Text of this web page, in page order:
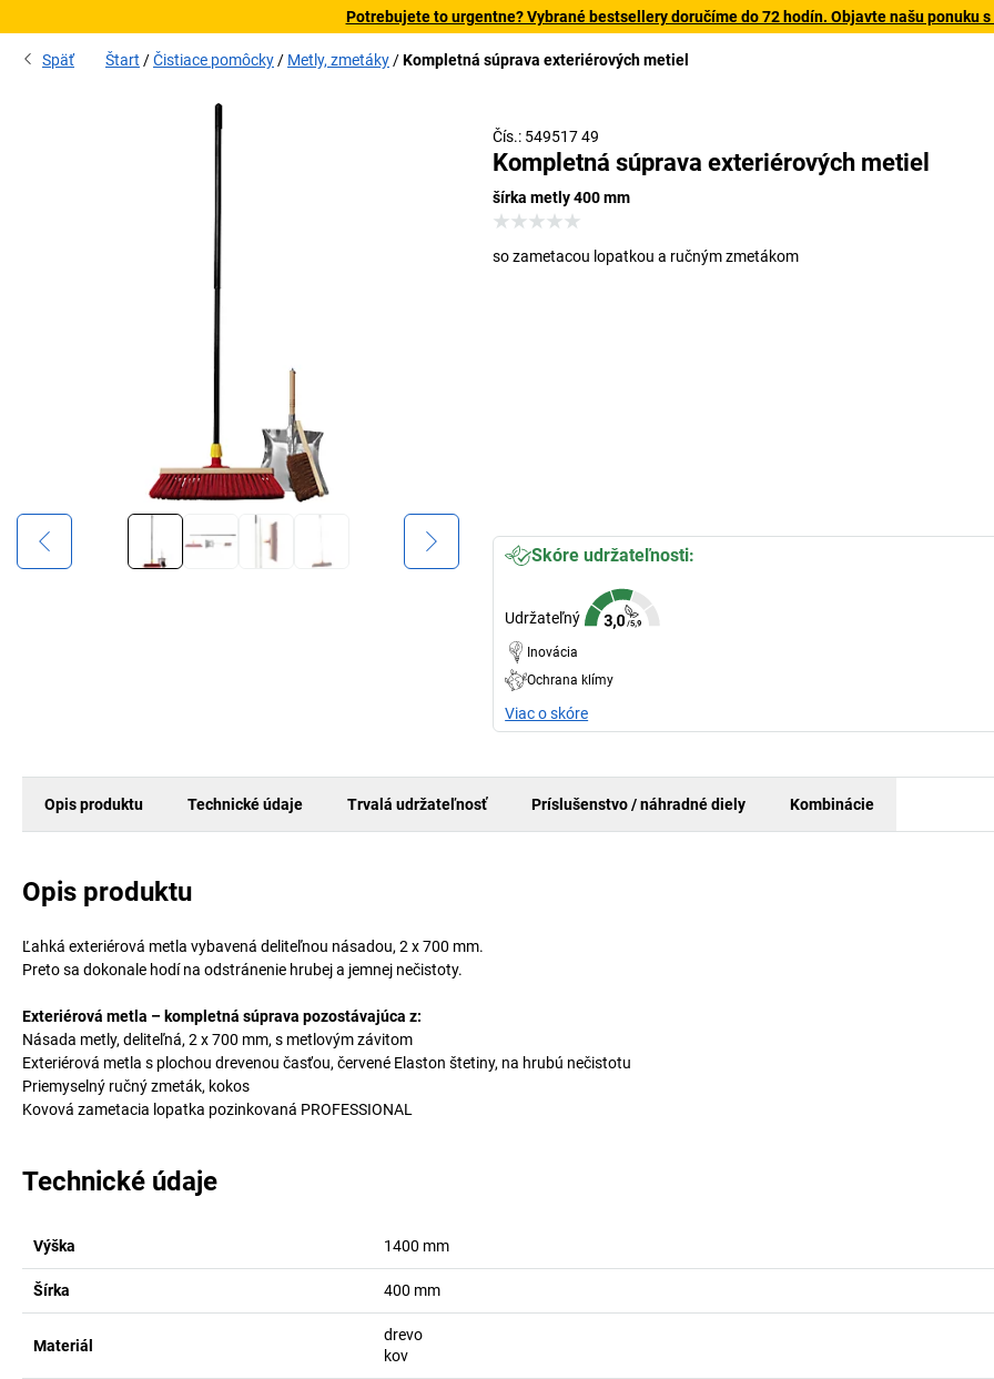
Potrebujete to urgentne? Vybrané bestsellery doručíme do 72 hodín. Objavte našu ponuku
Späť Štart Čistiace pomôcky Metly, zmetáky Kompletná súprava exteriérových metiel
Čís.: 549517 49
Kompletná súprava exteriérových metiel
šírka metly 400 mm
so zametacou lopatkou a ručným zmetákom
Skóre udržateľnosti:
Udržateľný
Inovácia
Ochrana klímy
Viac o skóre
Opis produktu Technické údaje Trvalá udržateľnosť Príslušenstvo / náhradné diely Kombinácie
Opis produktu
Ľahká exteriérová metla vybavená deliteľnou násadou, 2 x 700 mm.
Preto sa dokonale hodí na odstránenie hrubej a jemnej nečistoty.
Exteriérová metla – kompletná súprava pozostávajúca z:
Násada metly, deliteľná, 2 x 700 mm, s metlovým závitom
Exteriérová metla s plochou drevenou časťou, červené Elaston štetiny, na hrubú nečistotu
Priemyselný ručný zmeták, kokos
Kovová zametacia lopatka pozinkovaná PROFESSIONAL
Technické údaje
Výška 1400 mm
Šírka 400 mm
Materiál
drevo
kov